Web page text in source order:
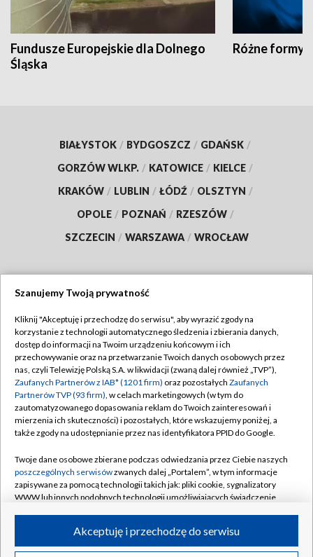
Fundusze Europejskie dla Dolnego
Śląska
Różne formy
BIAŁYSTOK / BYDGOSZCZ / GDAŃSK /
GORZÓW WLKP. / KATOWICE / KIELCE /
KRAKÓW / LUBLIN / ŁÓDŹ / OLSZTYN /
OPOLE / POZNAŃ / RZESZÓW /
SZCZECIN / WARSZAWA / WROCŁAW
TVP
Abonament TVP
Emisja w TVP
Centrum informacji TVP
Naziemna Telewizja Cyfrowa
Rada Programowa
System NOS
Informacje o nadawcy
Program dla prasy
Regulamin TVP
Polityka prywatności
Moje zgody
Pomoc
Kontakt
Kanały
©2026 Telewizja Polska S.A. w likwidacji
Szanujemy Twoją prywatność
Kliknij "Akceptuję i przechodzę do serwisu", aby wyrazić zgody na
korzystanie z technologii automatycznego śledzenia i zbierania danych,
dostęp do informacji na Twoim urządzeniu końcowym i ich
przechowywanie oraz na przetwarzanie Twoich danych osobowych przez
nas, czyli Telewizję Polską S.A. w likwidacji (zwaną dalej również „TVP”),
Zaufanych Partnerów z IAB* (1201 firm) oraz pozostałych Zaufanych
Partnerów TVP (93 firm), w celach marketingowych (w tym do
zautomatyzowanego dopasowania reklam do Twoich zainteresowań i
mierzenia ich skuteczności) i pozostałych, które wskazujemy poniżej, a
także zgody na udostępnianie przez nas identyfikatora PPID do Google.
Twoje dane osobowe zbierane podczas odwiedzania przez Ciebie naszych
poszczególnych serwisówzwanych dalej „Portalem”, w tym informacje
zapisywane za pomocą technologii takich jak: pliki cookie, sygnalizatory
WWW lub innych podobnych technologii umożliwiających świadczenie
ruchu w Internecie.Akceptuję i przechodzę do serwisu